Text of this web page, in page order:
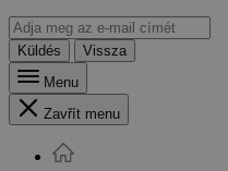
Küldés
Vissza
Menu
Zavřít menu